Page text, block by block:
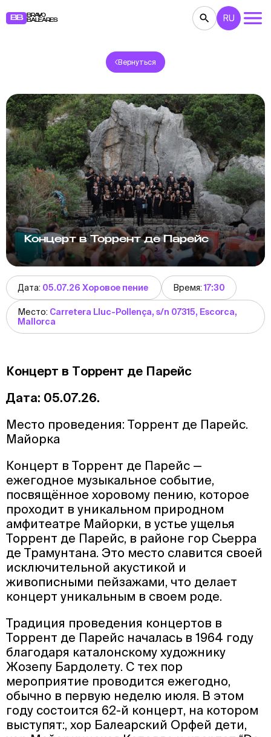
BB
BRAVO
BALEARES
КОНЦЕРТЫ ТЕАТР
РЕСТОРАНЫ ЯРМАРКИ ВЕЧЕРИНКИ
ДЕТЯМ BB NOTE
RU
Вернуться
Концерт в Торрент де Парейс
Дата: 05.07.26 Хоровое пение Время:17:30
Место: Carretera Lluc-Pollença, s/n 07315, Escorca,
Mallorca
Концерт в Торрент де Парейс
Дата: 05.07.26.
Место проведения: Торрент де Парейс.
Майорка
Концерт в Торрент де Парейс —
ежегодное музыкальное событие,
посвящённое хоровому пению, которое
проходит в уникальном природном
амфитеатре Майорки, в устье ущелья
Торрент де Парейс, в районе гор Сьерра
де Трамунтана. Это место славится своей
исключительной акустикой и
живописными пейзажами, что делает
концерт уникальным в своем роде.
Традиция проведения концертов в
Торрент де Парейс началась в 1964 году
благодаря каталонскому художнику
Жозепу Бардолету. С тех пор
мероприятие проводится ежегодно,
обычно в первую неделю июля. В этом
году состоится 62-й концерт, на котором
выступят:, хор Балеарский Орфей дети,